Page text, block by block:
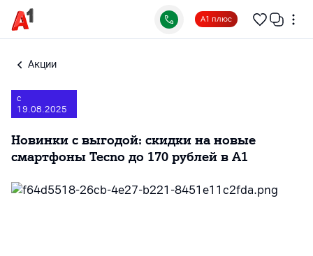
А1 плюс
Акции
с
19.08.2025
Новинки с выгодой: скидки на новые
смартфоны Tecno до 170 рублей в А1